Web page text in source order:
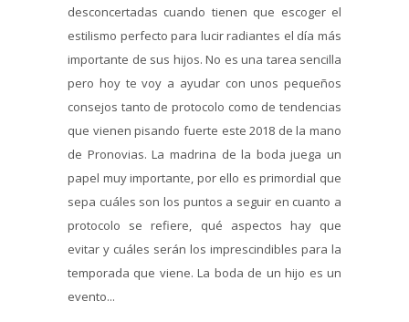
desconcertadas cuando tienen que escoger el
estilismo perfecto para lucir radiantes el día más
importante de sus hijos. No es una tarea sencilla
pero hoy te voy a ayudar con unos pequeños
consejos tanto de protocolo como de tendencias
que vienen pisando fuerte este 2018 de la mano
de Pronovias. La madrina de la boda juega un
papel muy importante, por ello es primordial que
sepa cuáles son los puntos a seguir en cuanto a
protocolo se refiere, qué aspectos hay que
evitar y cuáles serán los imprescindibles para la
temporada que viene. La boda de un hijo es un
evento...